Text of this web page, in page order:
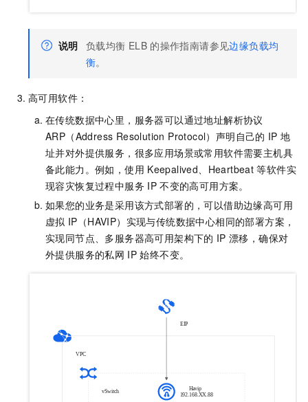
说明 负载均衡 ELB 的操作指南请参见边缘负载均
衡。
高可用软件：
在传统数据中心里，服务器可以通过地址解析协议
ARP（Address Resolution Protocol）声明自己的 IP 地
址并对外提供服务，很多应用场景或常用软件需要主机具
备此能力。例如，使用 Keepalived、Heartbeat 等软件实
现容灾恢复过程中服务 IP 不变的高可用方案。
如果您的业务是采用该方式部署的，可以借助边缘高可用
虚拟 IP（HAVIP）实现与传统数据中心相同的部署方案，
实现同节点、多服务器高可用架构下的 IP 漂移，确保对
外提供服务的私网 IP 始终不变。